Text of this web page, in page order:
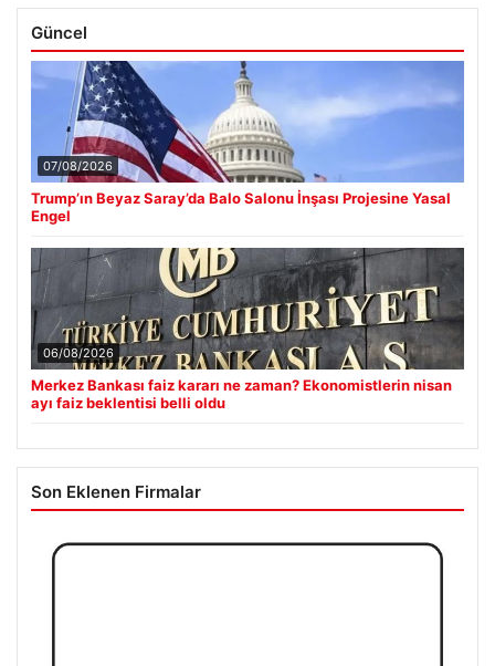
Güncel
07/08/2026
Trump’ın Beyaz Saray’da Balo Salonu İnşası Projesine Yasal
Engel
06/08/2026
Merkez Bankası faiz kararı ne zaman? Ekonomistlerin nisan
ayı faiz beklentisi belli oldu
Son Eklenen Firmalar